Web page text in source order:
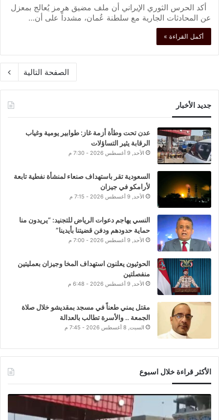
أكد الحرس الثوري الإيراني أن ملف مضيق هرمز يُعالج بمعزل
عن المحادثات الجارية مع سلطنة عُمان، مشدداً على أن…
أكمل القراءة »
الصفحة التالية
جديد الأخبار
عدن تحت وطأة أزمة غاز: طوابير يومية وغياب
الرقابة يثير التساؤلات
الأحد, 9 أغسطس 2026 - 7:30 م
السعودية تقر باستهداف صنعاء لمنشأة نفطية تابعة
لأرامكو في جيزان
الأحد, 9 أغسطس 2026 - 7:15 م
النسي يهاجم دعوات الرياض للتجنيد: “يريدون منا
حماية حدودهم ودفن قضيتنا بأيدينا”
الأحد, 9 أغسطس 2026 - 7:00 م
الحوثيون يعلنون استهداف المخا وجيزان بعمليتين
منفصلتين
الأحد, 9 أغسطس 2026 - 6:48 م
مقتل يمني طعناً في مسجد بمقديشو خلال صلاة
الجمعة .. والأسرة تطالب بالعدالة
السبت, 8 أغسطس 2026 - 7:45 م
الأكثر قراءة خلال اسبوع